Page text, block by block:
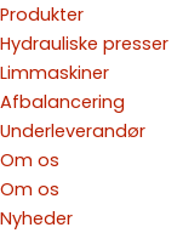
Produkter
Hydrauliske presser
Limmaskiner
Afbalancering
Underleverandør
Om os
Om os
Nyheder